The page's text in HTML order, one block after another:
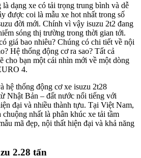
là dạng xe có tải trọng trung bình và dễ
được coi là mẫu xe hot nhất trong số
đời mới. Chính vì vậy isuzu 2t2 đang
sóng thị trường trong thời gian tới.
giá bao nhiêu? Chúng có chi tiết về nội
Hệ thống động cơ ra sao? Tất cả
cho bạn một cái nhìn mới về một dòng
4.
hệ thống động cơ xe isuzu 2t28
Nhật Bản – đất nước nổi tiếng với
đại và nhiều thành tựu. Tại Việt Nam,
nhất là phân khúc xe tải tầm
mã đẹp, nội thất hiện đại và khả năng
2.28 tấn